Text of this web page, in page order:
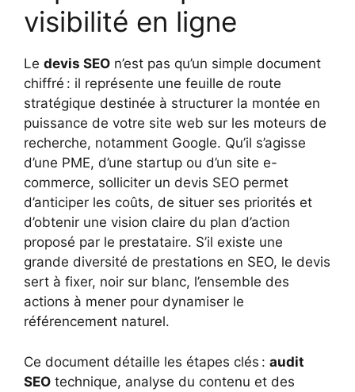
visibilité en ligne
Le devis SEO n’est pas qu’un simple document
chiffré : il représente une feuille de route
stratégique destinée à structurer la montée en
puissance de votre site web sur les moteurs de
recherche, notamment Google. Qu’il s’agisse
d’une PME, d’une startup ou d’un site e-
commerce, solliciter un devis SEO permet
d’anticiper les coûts, de situer ses priorités et
d’obtenir une vision claire du plan d’action
proposé par le prestataire. S’il existe une
grande diversité de prestations en SEO, le devis
sert à fixer, noir sur blanc, l’ensemble des
actions à mener pour dynamiser le
référencement naturel.
Ce document détaille les étapes clés : audit
SEO technique, analyse du contenu et des